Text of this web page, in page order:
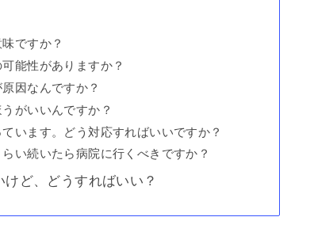
ですか？
能性がありますか？
因なんですか？
がいいんですか？
います。どう対応すればいいですか？
い続いたら病院に行くべきですか？
ど、どうすればいい？